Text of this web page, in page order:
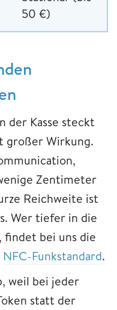
50 €)
der Kasse steckt
großer Wirkung.
Zentimeter
Reichweite ist
Wer tiefer in die
findet bei uns die
NFC-Funkstandard.
weil bei jeder
statt der